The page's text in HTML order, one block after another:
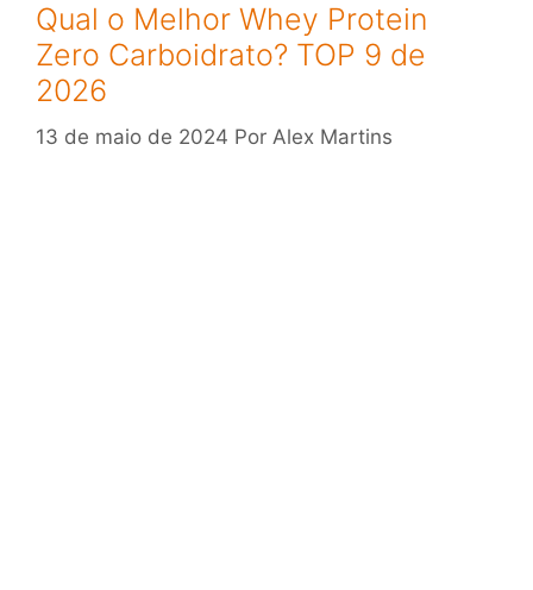
Qual o Melhor Whey Protein
Zero Carboidrato? TOP 9 de
2026
13 de maio de 2024 Por Alex Martins